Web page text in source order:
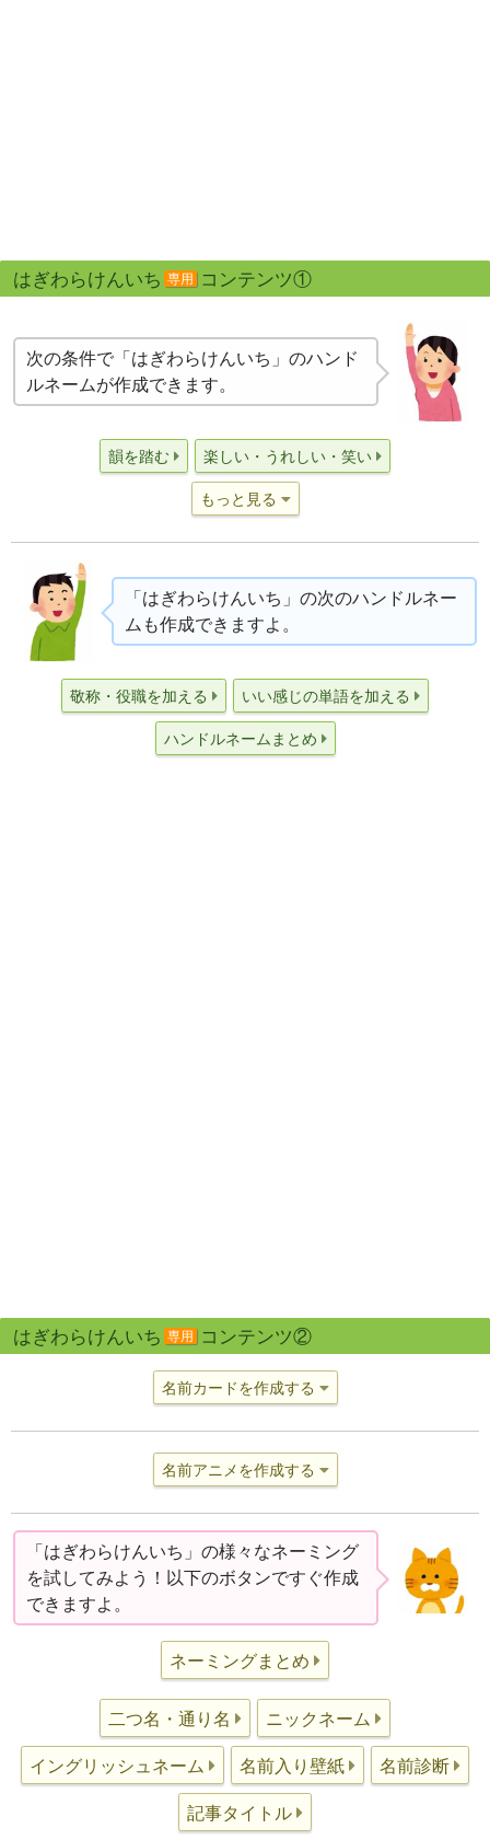
はぎわらけんいち 専用 コンテンツ①
次の条件で「はぎわらけんいち」のハンド
ルネームが作成できます。
韻を踏む 楽しい・うれしい・笑い
もっと見る
「はぎわらけんいち」の次のハンドルネー
ムも作成できますよ。
敬称・役職を加える いい感じの単語を加える
ハンドルネームまとめ
はぎわらけんいち 専用 コンテンツ②
名前カードを作成する
名前アニメを作成する
「はぎわらけんいち」の様々なネーミング
を試してみよう！以下のボタンですぐ作成
できますよ。
ネーミングまとめ
二つ名・通り名 ニックネーム
イングリッシュネーム 名前入り壁紙 名前診断
記事タイトル